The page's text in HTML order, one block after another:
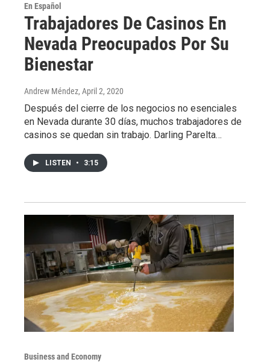
En Español
Trabajadores De Casinos En
Nevada Preocupados Por Su
Bienestar
Andrew Méndez, April 2, 2020
Después del cierre de los negocios no esenciales
en Nevada durante 30 días, muchos trabajadores de
casinos se quedan sin trabajo. Darling Parelta…
LISTEN • 3:15
Business and Economy